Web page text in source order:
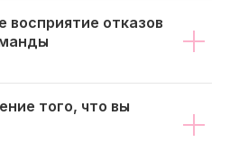
восприятие отказов
того, что вы